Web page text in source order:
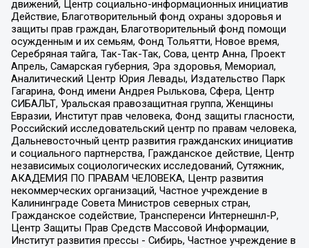
движений, Центр социально-информационных инициатив
Действие, Благотворительный фонд охраны здоровья и
защиты прав граждан, Благотворительный фонд помощи
осужденным и их семьям, Фонд Тольятти, Новое время,
Серебряная тайга, Так-Так-Так, Сова, центр Анна, Проект
Апрель, Самарская губерния, Эра здоровья, Мемориал,
Аналитический Центр Юрия Левады, Издательство Парк
Гагарина, Фонд имени Андрея Рылькова, Сфера, Центр
СИБАЛЬТ, Уральская правозащитная группа, Женщины
Евразии, Институт прав человека, Фонд защиты гласности,
Российский исследовательский центр по правам человека,
Дальневосточный центр развития гражданских инициатив
и социального партнерства, Гражданское действие, Центр
независимых социологических исследований, Сутяжник,
АКАДЕМИЯ ПО ПРАВАМ ЧЕЛОВЕКА, Центр развития
некоммерческих организаций, Частное учреждение в
Калининграде Совета Министров северных стран,
Гражданское содействие, Трансперенси Интернешнл-Р,
Центр Защиты Прав Средств Массовой Информации,
Институт развития прессы - Сибирь, Частное учреждение в